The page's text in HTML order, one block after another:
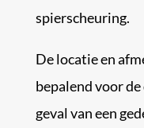
spierscheuring.
De locatie en
bepalend voor
geval van een